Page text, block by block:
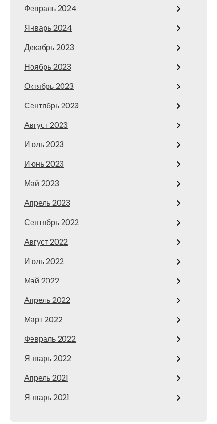
Февраль 2024
Январь 2024
Декабрь 2023
Ноябрь 2023
Октябрь 2023
Сентябрь 2023
Август 2023
Июль 2023
Июнь 2023
Май 2023
Апрель 2023
Сентябрь 2022
Август 2022
Июль 2022
Май 2022
Апрель 2022
Март 2022
Февраль 2022
Январь 2022
Апрель 2021
Январь 2021